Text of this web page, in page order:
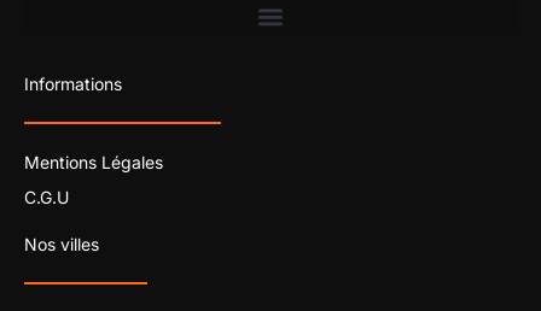
Informations
Mentions Légales
C.G.U
Nos villes